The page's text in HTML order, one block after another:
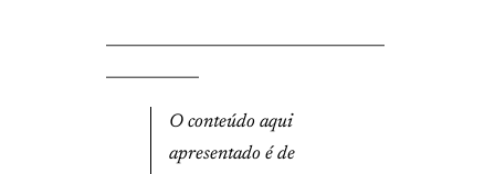
O conteúdo aqui
apresentado é de